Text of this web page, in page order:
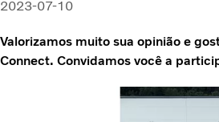
2023-07-10
Valorizamos muito sua opinião e
Connect. Convidamos você a